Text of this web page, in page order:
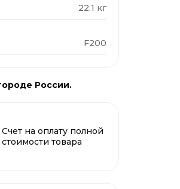
22.1 кг
F200
России.
Счет на оплату полной
стоимости товара